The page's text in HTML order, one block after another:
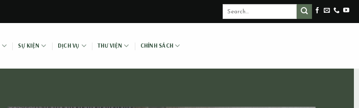
SỰ KIỆN DỊCH VỤ THƯ VIỆN CHÍNH SÁCH